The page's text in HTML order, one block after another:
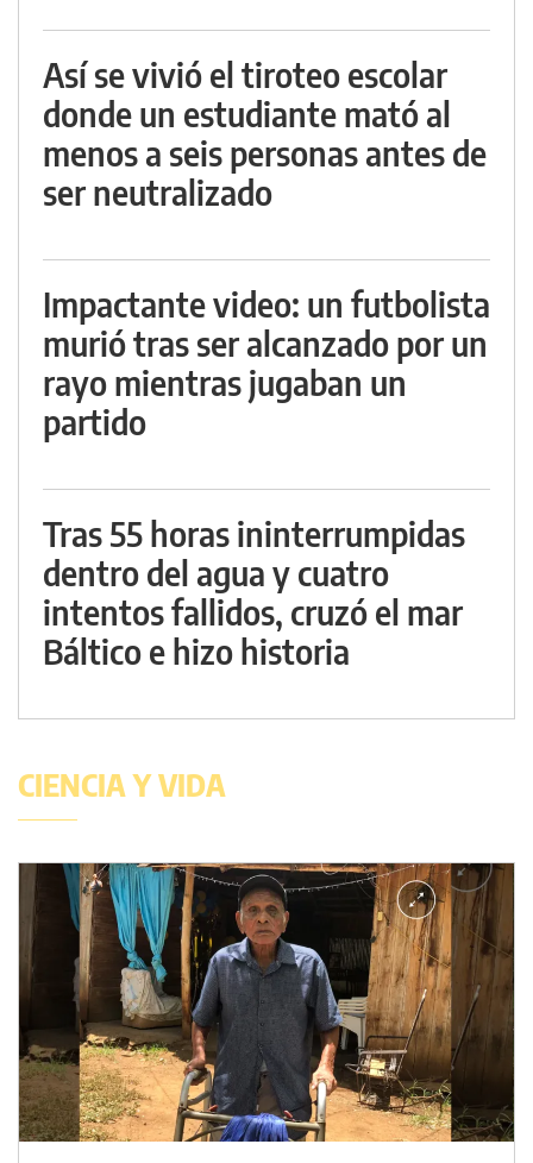
Así se vivió el tiroteo escolar
donde un estudiante mató al
menos a seis personas antes de
ser neutralizado
Impactante video: un futbolista
murió tras ser alcanzado por un
rayo mientras jugaban un
partido
Tras 55 horas ininterrumpidas
dentro del agua y cuatro
intentos fallidos, cruzó el mar
Báltico e hizo historia
CIENCIA Y VIDA